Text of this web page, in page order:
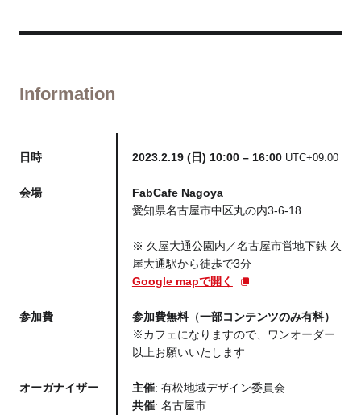
Information
日時 2023.2.19 (日) 10:00 – 16:00UTC+09:00
会場
FabCafe Nagoya
愛知県名古屋市中区丸の内3-6-18
※ 久屋大通公園内／名古屋市営地下鉄 久
屋大通駅から徒歩で3分
Google mapで開く
参加費
参加費無料（一部コンテンツのみ有料）
※カフェになりますので、ワンオーダー
以上お願いいたします
オーガナイザー 主催: 有松地域デザイン委員会
共催: 名古屋市